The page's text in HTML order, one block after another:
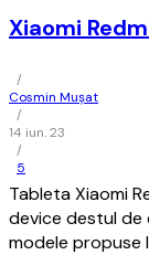
Xiaomi
/
Cosmin Mușat
/
14 iun. 23
/
5
Tableta Xiaomi
device destul de
modele propuse